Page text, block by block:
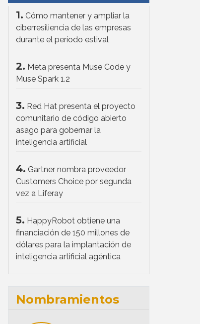
1. Cómo mantener y ampliar la
ciberresiliencia de las empresas
durante el período estival
2. Meta presenta Muse Code y
Muse Spark 1.2
3. Red Hat presenta el proyecto
comunitario de código abierto
asago para gobernar la
inteligencia artificial
4. Gartner nombra proveedor
Customers Choice por segunda
vez a Liferay
5. HappyRobot obtiene una
financiación de 150 millones de
dólares para la implantación de
inteligencia artificial agéntica
Nombramientos